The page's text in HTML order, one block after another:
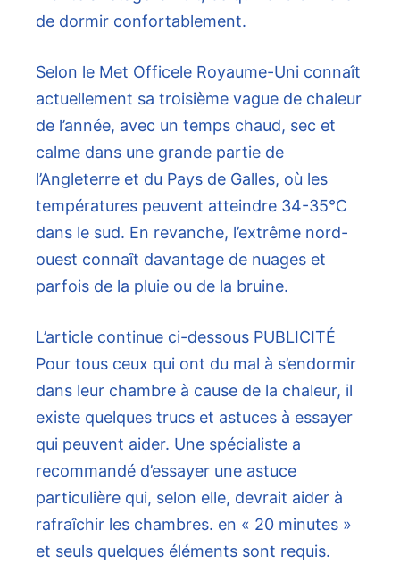
de dormir confortablement.
Selon le Met Officele Royaume-Uni connaît
actuellement sa troisième vague de chaleur
de l’année, avec un temps chaud, sec et
calme dans une grande partie de
l’Angleterre et du Pays de Galles, où les
températures peuvent atteindre 34-35°C
dans le sud. En revanche, l’extrême nord-
ouest connaît davantage de nuages ​​et
parfois de la pluie ou de la bruine.
L’article continue ci-dessous PUBLICITÉ
Pour tous ceux qui ont du mal à s’endormir
dans leur chambre à cause de la chaleur, il
existe quelques trucs et astuces à essayer
qui peuvent aider. Une spécialiste a
recommandé d’essayer une astuce
particulière qui, selon elle, devrait aider à
rafraîchir les chambres. en « 20 minutes »
et seuls quelques éléments sont requis.